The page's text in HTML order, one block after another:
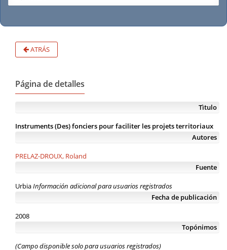
ATRÁS
Página de detalles
Tìtulo
Instruments (Des) fonciers pour faciliter les projets territoriaux
Autores
PRELAZ-DROUX, Roland
Fuente
UrbiaInformación adicional para usuarios registrados
Fecha de publicación
2008
Topónimos
(Campo disponible solo para usuarios registrados)